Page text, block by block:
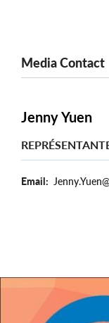
Media Contact
Jenny Yuen
Email